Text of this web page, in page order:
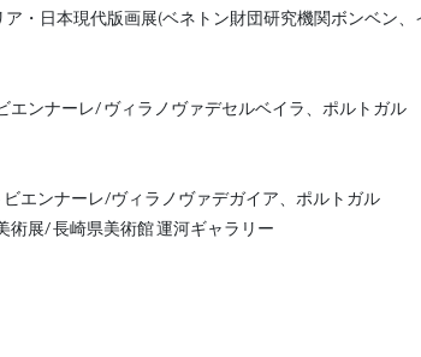
・日本現代版画展(ベネトン財団研究機関ボンベン、
エンナーレ/ ヴィラノヴァデセルベイラ、ポルトガル
エンナーレ/ヴィラノヴァデガイア、ポルトガル
術展/ 長崎県美術館 運河ギャラリー